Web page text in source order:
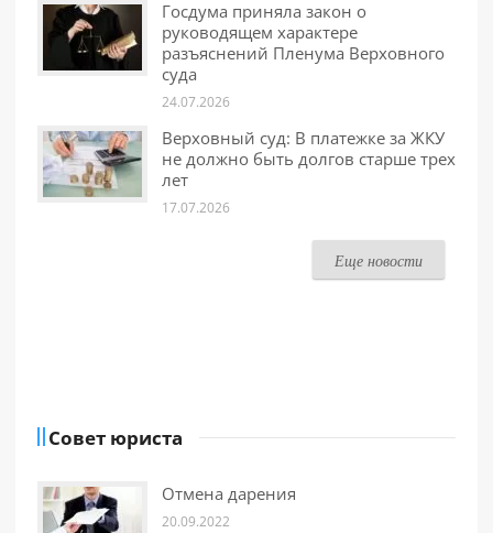
Госдума приняла закон о
руководящем характере
разъяснений Пленума Верховного
суда
24.07.2026
Верховный суд: В платежке за ЖКУ
не должно быть долгов старше трех
лет
17.07.2026
Еще новости
Совет юриста
Отмена дарения
20.09.2022